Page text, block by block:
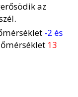
az
-2 és
13